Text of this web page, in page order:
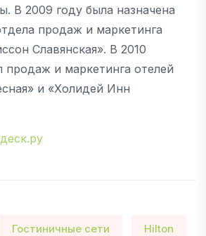
В 2009 году была назначена
продаж и маркетинга
Славянская». В 2010
продаж и маркетинга отелей
и «Холидей Инн
Гостиничные сети Hilton